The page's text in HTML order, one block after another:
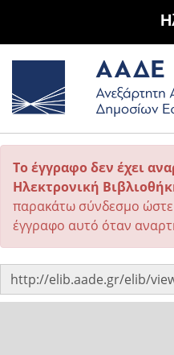
Το έγγραφο δεν έχει
Ηλεκτρονική
παρακάτω σύνδεσμο
έγγραφο αυτό όταν